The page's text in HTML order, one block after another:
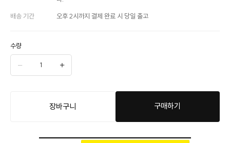
배송 기간 오후 2시까지 결제 완료 시 당일 출고
수량
장바구니 구매하기